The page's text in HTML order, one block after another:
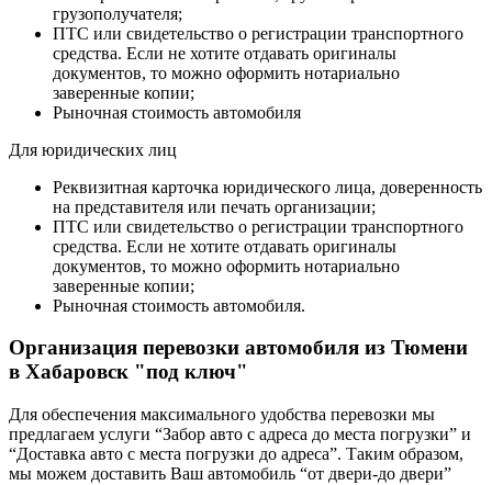
грузополучателя;
ПТС или свидетельство о регистрации транспортного
средства. Если не хотите отдавать оригиналы
документов, то можно оформить нотариально
заверенные копии;
Рыночная стоимость автомобиля
Для юридических лиц
Реквизитная карточка юридического лица, доверенность
на представителя или печать организации;
ПТС или свидетельство о регистрации транспортного
средства. Если не хотите отдавать оригиналы
документов, то можно оформить нотариально
заверенные копии;
Рыночная стоимость автомобиля.
Организация перевозки автомобиля из Тюмени
в Хабаровск "под ключ"
Для обеспечения максимального удобства перевозки мы
предлагаем услуги “Забор авто с адреса до места погрузки” и
“Доставка авто с места погрузки до адреса”. Таким образом,
мы можем доставить Ваш автомобиль “от двери-до двери”